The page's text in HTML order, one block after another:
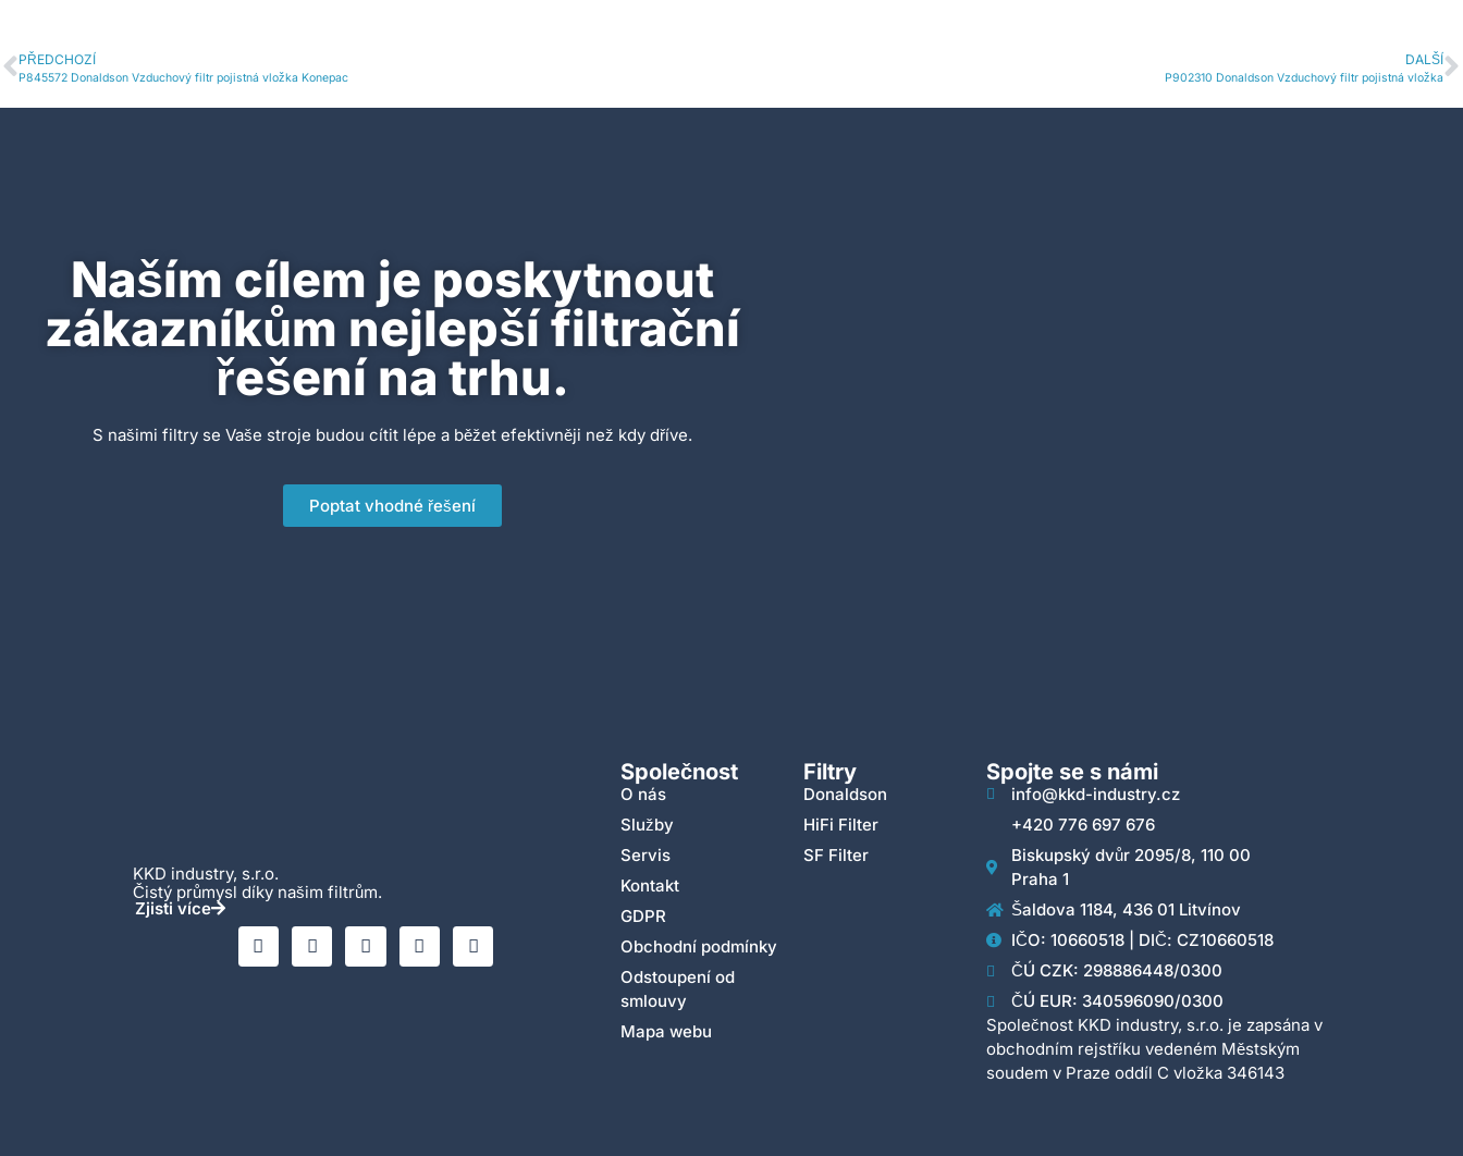
PŘEDCHOZÍ
P845572 Donaldson Vzduchový filtr pojistná vložka Konepac
DALŠÍ
P902310 Donaldson Vzduchový filtr pojistná vložka
Naším cílem je poskytnout
zákazníkům nejlepší filtrační
řešení na trhu.
S našimi filtry se Vaše stroje budou cítit lépe a běžet efektivněji než kdy dříve.
Poptat vhodné řešení
KKD industry, s.r.o.
Čistý průmysl díky našim filtrům.
Zjisti více
Společnost
O nás
Služby
Servis
Kontakt
GDPR
Obchodní podmínky
Odstoupení od
smlouvy
Mapa webu
Filtry
Donaldson
HiFi Filter
SF Filter
Spojte se s námi
info@kkd-industry.cz
+420 776 697 676
Biskupský dvůr 2095/8, 110 00
Praha 1
Šaldova 1184, 436 01 Litvínov
IČO: 10660518 | DIČ: CZ10660518
ČÚ CZK: 298886448/0300
ČÚ EUR: 340596090/0300
Společnost KKD industry, s.r.o. je zapsána v
obchodním rejstříku vedeném Městským
soudem v Praze oddíl C vložka 346143